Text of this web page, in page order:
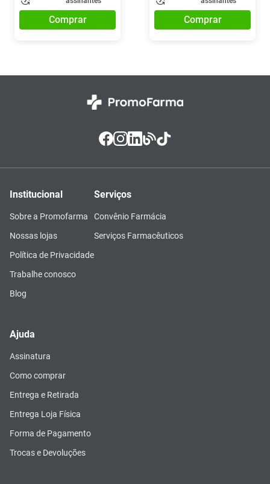
Comprar Comprar
Institucional
Sobre a Promofarma
Nossas lojas
Política de Privacidade
Trabalhe conosco
Blog
Serviços
Convênio Farmácia
Serviços Farmacêuticos
Ajuda
Assinatura
Como comprar
Entrega e Retirada
Entrega Loja Física
Forma de Pagamento
Trocas e Devoluções